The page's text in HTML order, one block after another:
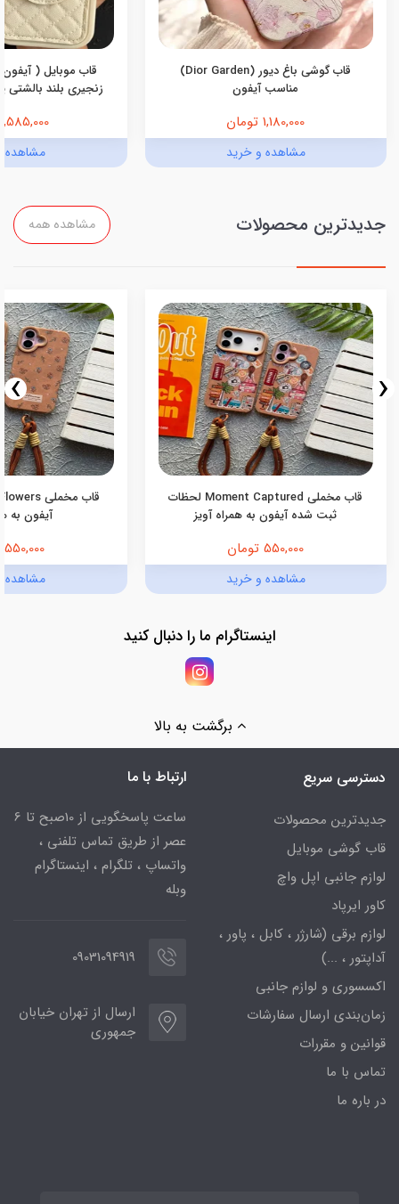
قاب گوشی باغ دیور (Dior Garden)
مناسب آیفون
1,180,000 تومان
مشاهده و خرید
قاب موبایل (
زنجیری بلند بالشتی
1,585,000 تومان
مشاهده
جدیدترین محصولات مشاهده همه
قاب مخملی Moment Captured لحظات
ثبت شده آیفون به همراه آویز
550,000 تومان
مشاهده و خرید
آیفون به
550,000 تومان
مشاهده
‹
›
اینستاگرام ما را دنبال کنید
برگشت به بالا
دسترسی سریع
جدیدترین محصولات
قاب گوشی موبایل
لوازم جانبی اپل واچ
کاور ایرپاد
لوازم برقی (شارژر ، کابل ، پاور ،
آداپتور ، ...)
اکسسوری و لوازم جانبی
زمان‌بندی ارسال سفارشات
قوانین و مقررات
تماس با ما
در باره ما
ارتباط با ما
ساعت پاسخگویی از 10صبح تا 6
عصر از طریق تماس تلفنی ،
واتساپ ، تلگرام ، اینستاگرام
وبله
09031094919
ارسال از تهران خیابان
جمهوری